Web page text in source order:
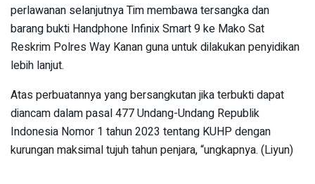
perlawanan selanjutnya Tim membawa tersangka dan
barang bukti Handphone Infinix Smart 9 ke Mako Sat
Reskrim Polres Way Kanan guna untuk dilakukan penyidikan
lebih lanjut.
Atas perbuatannya yang bersangkutan jika terbukti dapat
diancam dalam pasal 477 Undang-Undang Republik
Indonesia Nomor 1 tahun 2023 tentang KUHP dengan
kurungan maksimal tujuh tahun penjara, “ungkapnya. (Liyun)